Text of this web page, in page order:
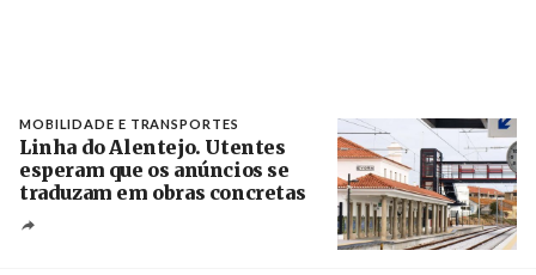
MOBILIDADE E TRANSPORTES
Linha do Alentejo. Utentes
esperam que os anúncios se
traduzam em obras concretas